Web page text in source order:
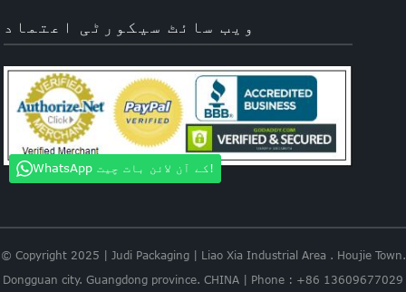
ویب سائٹ سیکورٹی اعتماد
WhatsApp کے آن لائن بات چیت!
© Copyright 2025 | Judi Packaging | Liao Xia Industrial Area . Houjie Town.
Dongguan city. Guangdong province. CHINA | Phone : +86 13609677029